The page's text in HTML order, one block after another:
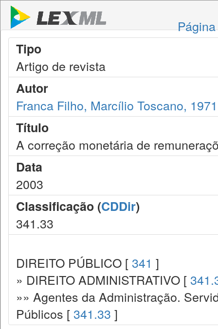
Tipo
Artigo de revista
Autor
Franca Filho, Marcílio Toscano, 1971
Título
A correção monetária de
Data
2003
Classificação (CDDir)
341.33
DIREITO PÚBLICO [ 341 ]
» DIREITO ADMINISTRATIVO [
»» Agentes da Administração.
Públicos [ 341.33 ]